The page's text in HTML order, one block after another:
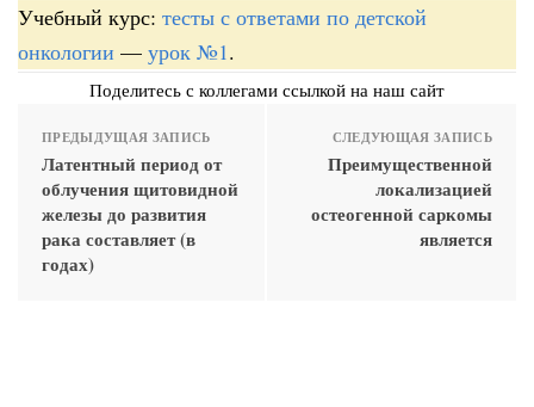
Учебный курс: тесты с ответами по детской
онкологии — урок №1.
Поделитесь с коллегами ссылкой на наш сайт
ПРЕДЫДУЩАЯ ЗАПИСЬ
Латентный период от
облучения щитовидной
железы до развития
рака составляет (в
годах)
СЛЕДУЮЩАЯ ЗАПИСЬ
Преимущественной
локализацией
остеогенной саркомы
является